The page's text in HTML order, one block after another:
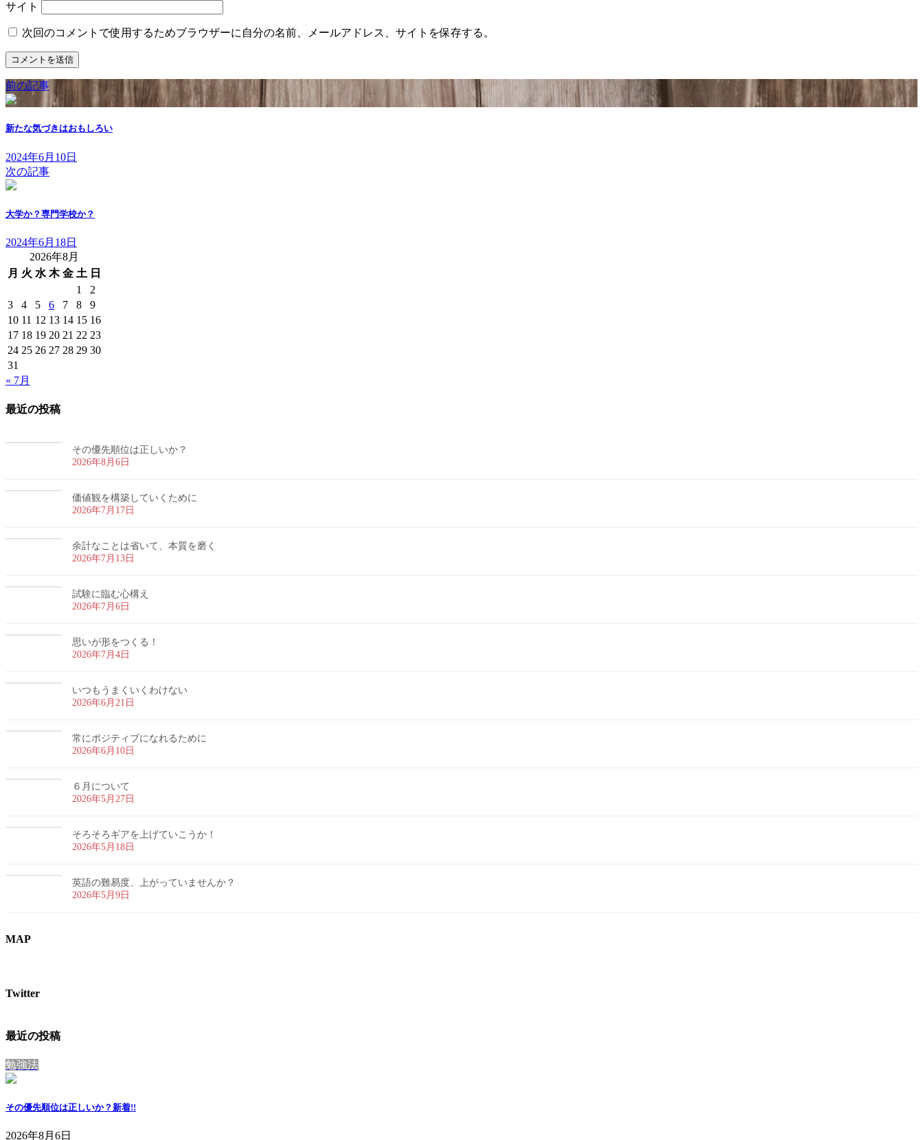
サイト
次回のコメントで使用するためブラウザーに自分の名前、メールアドレス、サイトを保存する。
前の記事
新たな気づきはおもしろい
2024年6月10日
次の記事
大学か？専門学校か？
2024年6月18日
2026年8月
月 火 水 木 金 土 日
1
2
3
4 5 6 7 8
9
10 11 12 13 14 15 16
17 18 19 20 21 22 23
24 25 26 27 28 29 30
31
« 7月
最近の投稿
その優先順位は正しいか？
2026年8月6日
価値観を構築していくために
2026年7月17日
余計なことは省いて、本質を磨く
2026年7月13日
試験に臨む心構え
2026年7月6日
思いが形をつくる！
2026年7月4日
いつもうまくいくわけない
2026年6月21日
常にポジティブになれるために
2026年6月10日
６月について
2026年5月27日
そろそろギアを上げていこうか！
2026年5月18日
英語の難易度、上がっていませんか？
2026年5月9日
MAP
Twitter
最近の投稿
勉強法
その優先順位は正しいか？ 新着!!
2026年8月6日